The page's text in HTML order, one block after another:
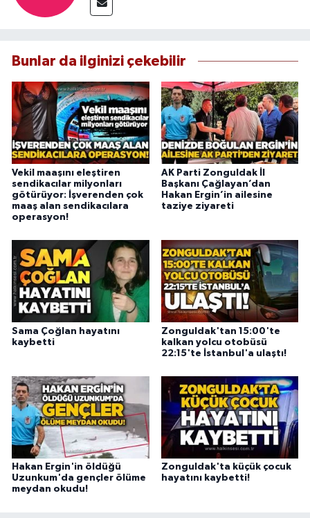
Bunlar da ilginizi çekebilir
Vekil maaşını eleştiren
sendikacılar milyonları
götürüyor: İşverenden çok
maaş alan sendikacılara
operasyon!
AK Parti Zonguldak İl
Başkanı Çağlayan’dan
Hakan Ergin’in ailesine
taziye ziyareti
Sama Çoğlan hayatını
kaybetti
Zonguldak'tan 15:00'te
kalkan yolcu otobüsü
22:15'te İstanbul'a ulaştı!
Hakan Ergin'in öldüğü
Uzunkum'da gençler ölüme
meydan okudu!
Zonguldak'ta küçük çocuk
hayatını kaybetti!